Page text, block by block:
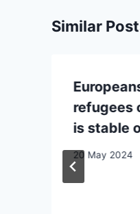
Similar
refugees
is stable
20 May 2024